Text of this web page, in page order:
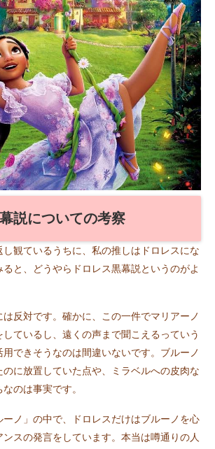
説についての考察
観ているうちに、私の推しはドロレスにな
ると、どうやらドロレス黒幕説というのがよ
反対です。確かに、この一件でマリアーノ
ているし、遠くの声まで聞こえるっていう
できそうなのは間違いないです。ブルーノ
に放置していた点や、ミラベルへの皮肉な
のは事実です。
ーノ」の中で、ドロレスだけはブルーノを心
スの発言をしています。本当は噂通りの人